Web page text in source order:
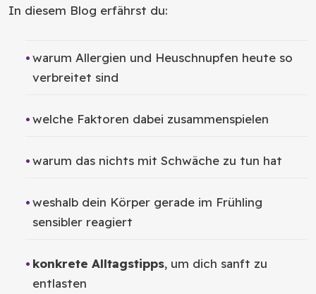
In diesem Blog erfährst du:
warum Allergien und Heuschnupfen heute so
verbreitet sind
welche Faktoren dabei zusammenspielen
warum das nichts mit Schwäche zu tun hat
weshalb dein Körper gerade im Frühling
sensibler reagiert
konkrete Alltagstipps, um dich sanft zu
entlasten